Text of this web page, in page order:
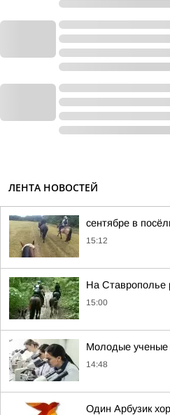
ЛЕНТА НОВОСТЕЙ
сентябре в
15:12
На Ставрополье
15:00
Молодые ученые
14:48
Один Арбузик